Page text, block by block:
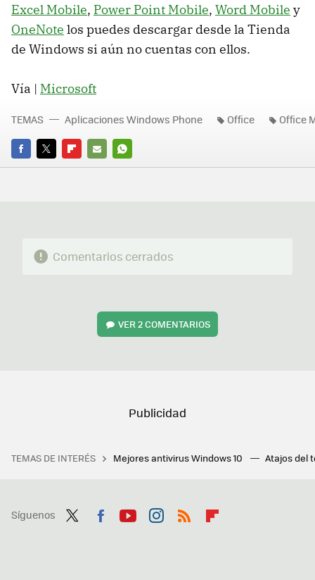
Excel Mobile, Power Point Mobile, Word Mobile y
OneNote los puedes descargar desde la Tienda
de Windows si aún no cuentas con ellos.
Vía | Microsoft
FACEBOOK
TWITTERFLIPBOARD
E-
WHATSAPP
TEMAS Aplicaciones Windows Phone Office Office
Comentarios cerrados
VER2 COMENTARIOS
TEMAS DE INTERÉS Mejores antivirus Windows 10 Atajos del
Síguenos